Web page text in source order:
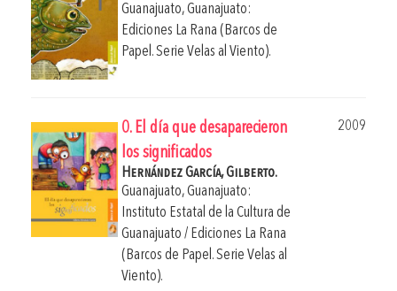
Guanajuato, Guanajuato:
Ediciones La Rana (Barcos de
Papel. Serie Velas al Viento).
0. El día que desaparecieron
los significados
2009
Hernández García, Gilberto.
Guanajuato, Guanajuato:
Instituto Estatal de la Cultura de
Guanajuato / Ediciones La Rana
(Barcos de Papel. Serie Velas al
Viento).